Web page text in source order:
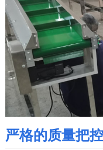
严格的质量把控